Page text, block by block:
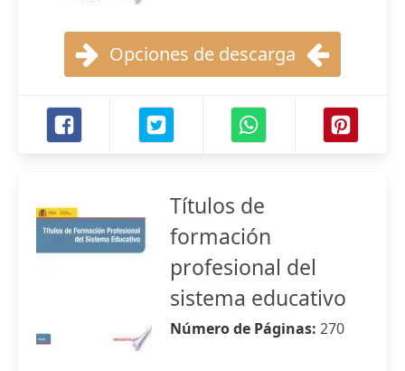
Opciones de descarga
Títulos de
formación
profesional del
sistema educativo
Número de Páginas: 270